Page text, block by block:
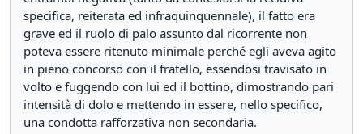
specifica, reiterata ed infraquinquennale), il fatto era
grave ed il ruolo di palo assunto dal ricorrente non
poteva essere ritenuto minimale perché egli aveva agito
in pieno concorso con il fratello, essendosi travisato in
volto e fuggendo con lui ed il bottino, dimostrando pari
intensità di dolo e mettendo in essere, nello specifico,
una condotta rafforzativa non secondaria.